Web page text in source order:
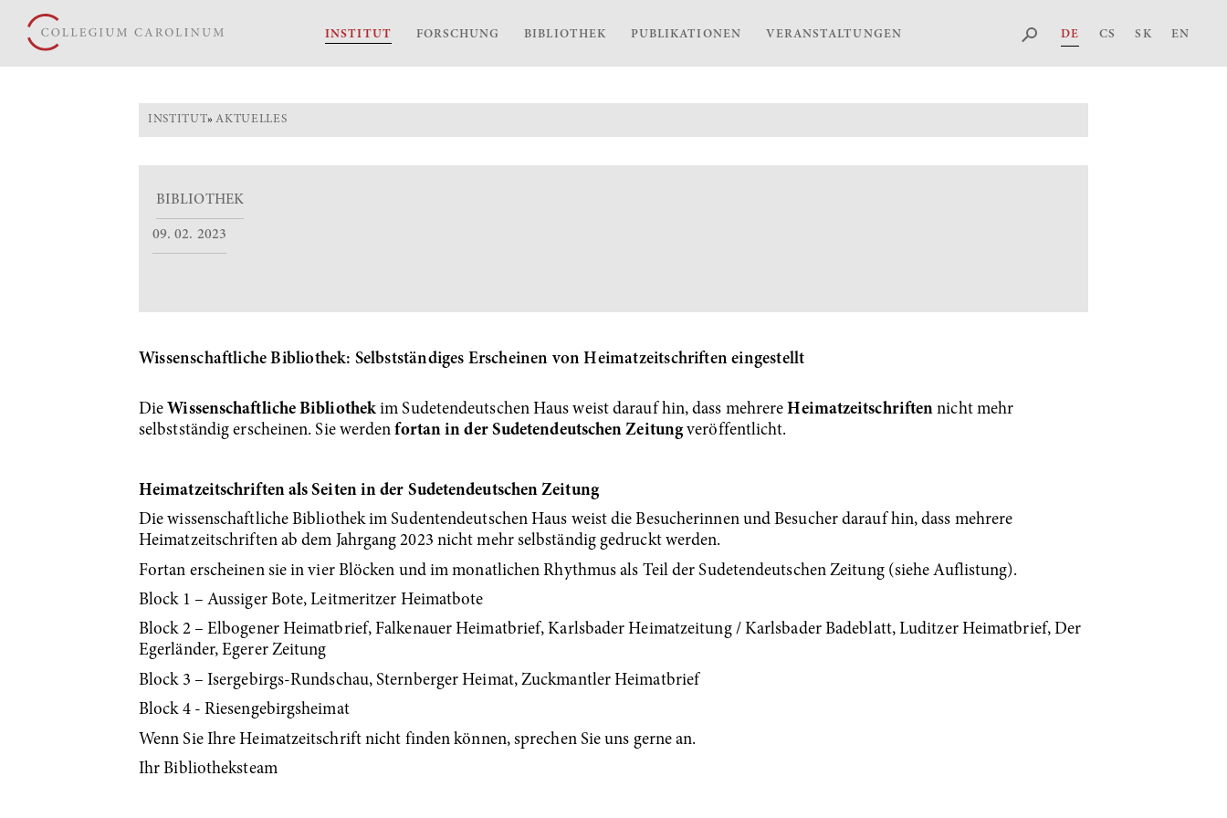
INSTITUT FORSCHUNG BIBLIOTHEK PUBLIKATIONEN VERANSTALTUNGEN DE CS SK EN
INSTITUT»AKTUELLES
BIBLIOTHEK
09. 02. 2023
Wissenschaftliche Bibliothek: Selbstständiges Erscheinen von Heimatzeitschriften eingestellt
Die Wissenschaftliche Bibliothek im Sudetendeutschen Haus weist darauf hin, dass mehrereHeimatzeitschriftennicht mehr
selbstständig erscheinen. Sie werdenfortan in der Sudetendeutschen Zeitung veröffentlicht.
Heimatzeitschriften als Seiten in der Sudetendeutschen Zeitung
Die wissenschaftliche Bibliothek im Sudentendeutschen Haus weist die Besucherinnen und Besucher darauf hin, dass mehrere
Heimatzeitschriften ab dem Jahrgang 2023 nicht mehr selbständig gedruckt werden.
Fortan erscheinen sie in vier Blöcken und im monatlichen Rhythmus als Teil der Sudetendeutschen Zeitung (siehe Auflistung).
Block 1 – Aussiger Bote, Leitmeritzer Heimatbote
Block 2 – Elbogener Heimatbrief, Falkenauer Heimatbrief, Karlsbader Heimatzeitung / Karlsbader Badeblatt, Luditzer Heimatbrief, Der
Egerländer, Egerer Zeitung
Block 3 – Isergebirgs-Rundschau, Sternberger Heimat, Zuckmantler Heimatbrief
Block 4 - Riesengebirgsheimat
Wenn Sie Ihre Heimatzeitschrift nicht finden können, sprechen Sie uns gerne an.
Ihr Bibliotheksteam